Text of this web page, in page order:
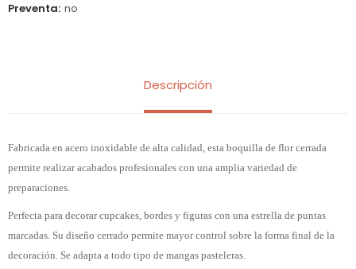
Preventa no
Descripción
Fabricada en acero inoxidable de alta calidad, esta boquilla de flor cerrada
permite realizar acabados profesionales con una amplia variedad de
preparaciones.
Perfecta para decorar cupcakes, bordes y figuras con una estrella de puntas
marcadas. Su diseño cerrado permite mayor control sobre la forma final de la
decoración. Se adapta a todo tipo de mangas pasteleras.